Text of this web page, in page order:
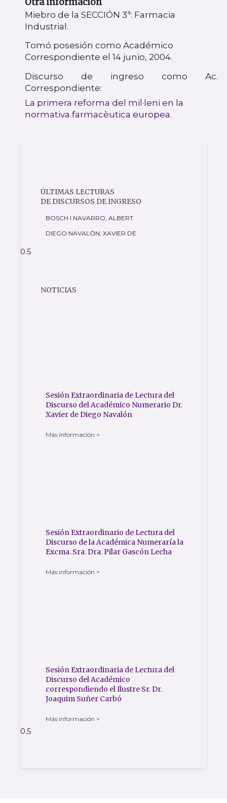
Miebro de la SECCIÓN 3ª: Farmacia
Industrial.
Tomó posesión como Académico
Correspondiente el 14 junio, 2004.
Discurso de ingreso como Ac.
Correspondiente:
La primera reforma del mil·leni en la
normativa farmacèutica europea.
ÚLTIMAS LECTURAS
DE DISCURSOS DE INGRESO
BOSCH I NAVARRO, ALBERT
DIEGO NAVALÓN, XAVIER DE
NOTICIAS
Sesión Extraordinaria de Lectura del
Discurso del Académico Numerario Dr.
Xavier de Diego Navalón
Más información >
Sesión Extraordinario de Lectura del
Discurso de la Académica Numeraría la
Excma. Sra. Dra. Pilar Gascón Lecha
Más información >
Sesión Extraordinaria de Lectura del
Discurso del Académico
correspondiendo el Ilustre Sr. Dr.
Joaquim Suñer Carbó
Más información >